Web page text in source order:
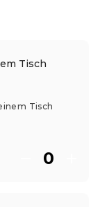
Tisch
Tisch